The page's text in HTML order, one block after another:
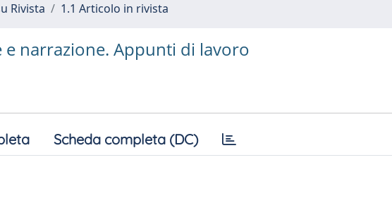
Rivista 1.1 Articolo in rivista
narrazione. Appunti di lavoro
Scheda completa (DC)